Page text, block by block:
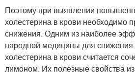
Поэтому при выявлении
холестерина в крови необходимо
снижения. Одним из наиболее
народной медицины для
холестерина в крови считается
лимоном. Их полезные свойства